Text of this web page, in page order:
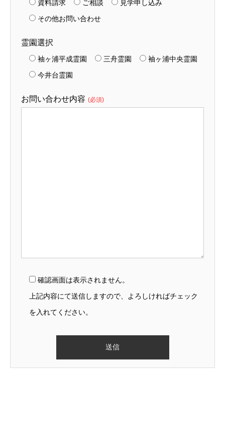
資料請求 ご相談
見学申し込み
その他お問い合わせ
霊園選択
袖ヶ浦平成霊園 三舟霊園
袖ヶ浦中央霊園
今井台霊園
お問い合わせ内容 (必須)
確認画面は表示されません。
上記内容にて送信しますので、よろしければチェック
を入れてください。